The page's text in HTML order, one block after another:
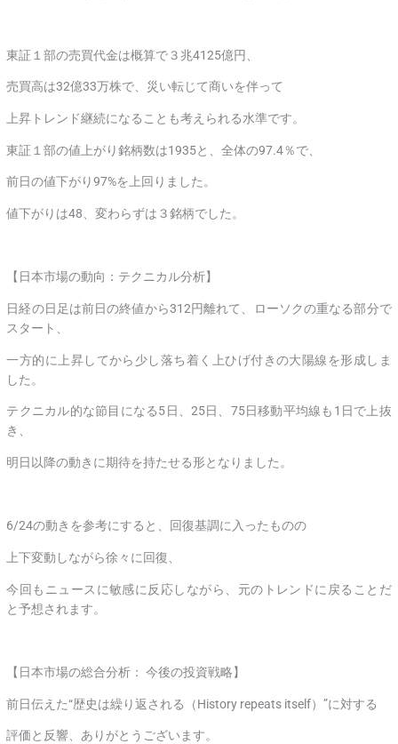
東証１部の売買代金は概算で３兆4125億円、
売買高は32億33万株で、災い転じて商いを伴って
上昇トレンド継続になることも考えられる水準です。
東証１部の値上がり銘柄数は1935と、全体の97.4％で、
前日の値下がり97%を上回りました。
値下がりは48、変わらずは３銘柄でした。
【日本市場の動向：テクニカル分析】
日経の日足は前日の終値から312円離れて、ローソクの重なる部分で
スタート、
一方的に上昇してから少し落ち着く上ひげ付きの大陽線を形成しま
した。
テクニカル的な節目になる5日、25日、75日移動平均線も1日で上抜
き、
明日以降の動きに期待を持たせる形となりました。
6/24の動きを参考にすると、回復基調に入ったものの
上下変動しながら徐々に回復、
今回もニュースに敏感に反応しながら、元のトレンドに戻ることだ
と予想されます。
【日本市場の総合分析： 今後の投資戦略】
前日伝えた“歴史は繰り返される（History repeats itself）”に対する
評価と反響、ありがとうございます。